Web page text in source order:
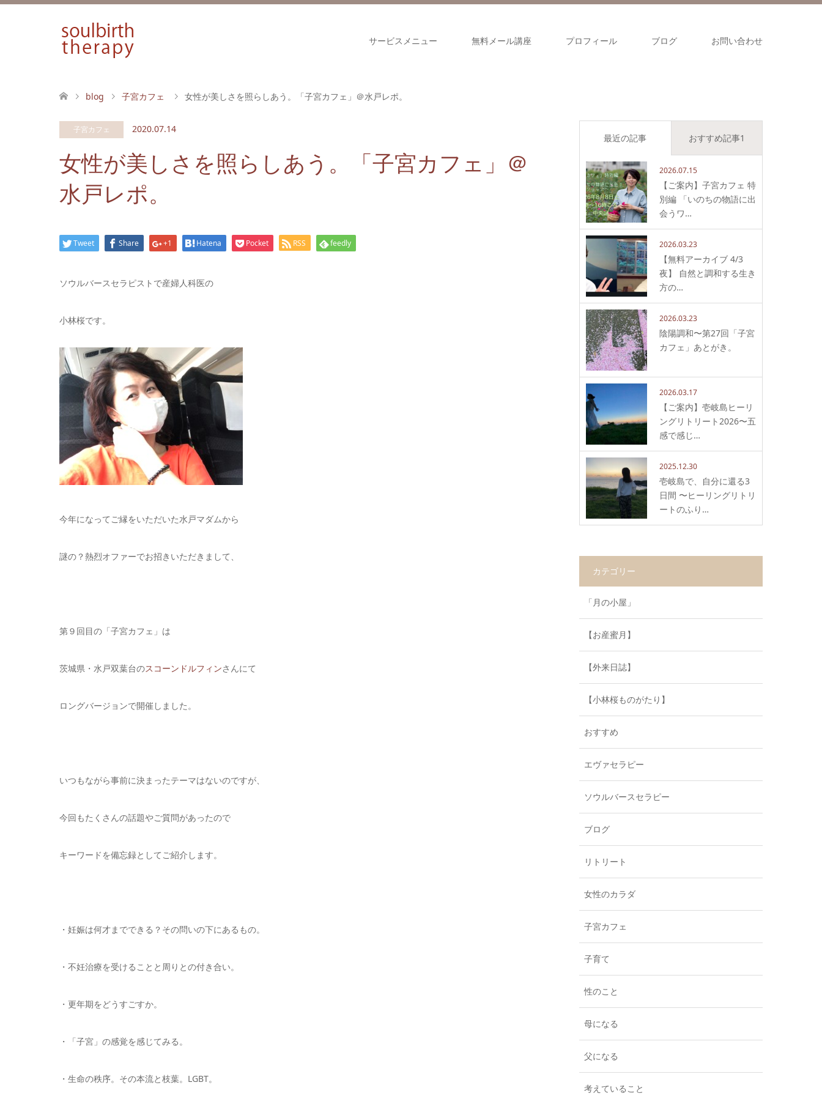
サービスメニュー 無料メール講座 プロフィール ブログ お問い合わせ
blog 子宮カフェ 女性が美しさを照らしあう。「子宮カフェ」＠水戸レポ。
子宮カフェ 2020.07.14
女性が美しさを照らしあう。「子宮カフェ」＠
水戸レポ。
Tweet Share +1 Hatena Pocket RSS feedly
ソウルバースセラピストで産婦人科医の
小林桜です。
今年になってご縁をいただいた水戸マダムから
謎の？熱烈オファーでお招きいただきまして、
第９回目の「子宮カフェ」は
茨城県・水戸双葉台のスコーンドルフィンさんにて
ロングバージョンで開催しました。
いつもながら事前に決まったテーマはないのですが、
今回もたくさんの話題やご質問があったので
キーワードを備忘録としてご紹介します。
・妊娠は何才までできる？その問いの下にあるもの。
・不妊治療を受けることと周りとの付き合い。
・更年期をどうすごすか。
・「子宮」の感覚を感じてみる。
・生命の秩序。その本流と枝葉。LGBT。
最近の記事 おすすめ記事1
2026.07.15
【ご案内】子宮カフェ 特
別編 「いのちの物語に出
会うワ…
2026.03.23
【無料アーカイブ 4/3
夜】 自然と調和する生き
方の…
2026.03.23
陰陽調和〜第27回「子宮
カフェ」あとがき。
2026.03.17
【ご案内】壱岐島ヒーリ
ングリトリート2026〜五
感で感じ…
2025.12.30
壱岐島で、自分に還る3
日間 〜ヒーリングリトリ
ートのふり…
カテゴリー
「月の小屋」
【お産蜜月】
【外来日誌】
【小林桜ものがたり】
おすすめ
エヴァセラピー
ソウルバースセラピー
ブログ
リトリート
女性のカラダ
子宮カフェ
子育て
性のこと
母になる
父になる
考えていること